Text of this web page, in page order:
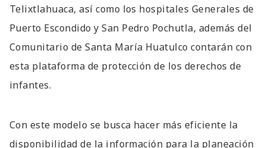
Telixtlahuaca, así como los hospitales Generales de
Puerto Escondido y San Pedro Pochutla, además del
Comunitario de Santa María Huatulco contarán con
esta plataforma de protección de los derechos de
infantes.
Con este modelo se busca hacer más eficiente la
disponibilidad de la información para la planeación